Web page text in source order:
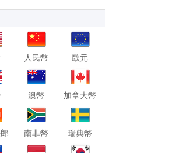
人民幣 歐元
澳幣 加拿大幣
南非幣 瑞典幣